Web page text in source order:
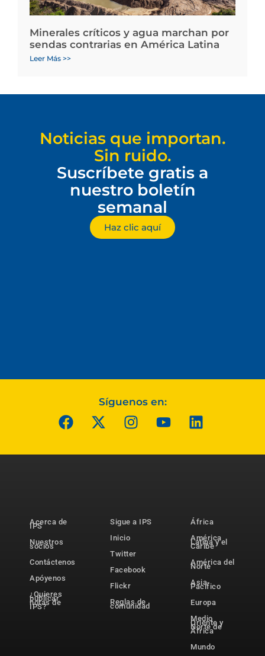
Minerales críticos y agua marchan por
sendas contrarias en América Latina
Leer Más >>
Noticias que importan.
Sin ruido.
Suscríbete gratis a
nuestro boletín
semanal
Haz clic aquí
Síguenos en:
Acerca de
IPS
Nuestros
socios
Contáctenos
Apóyenos
¿Quieres
publicar
notas de
IPS?
Sigue a IPS
Inicio
Twitter
Facebook
Flickr
Reglas de
comunidad
África
América
Latina y el
Caribe
América del
Norte
Asia-
Pacífico
Europa
Medio
Oriente y
Norte de
África
Mundo